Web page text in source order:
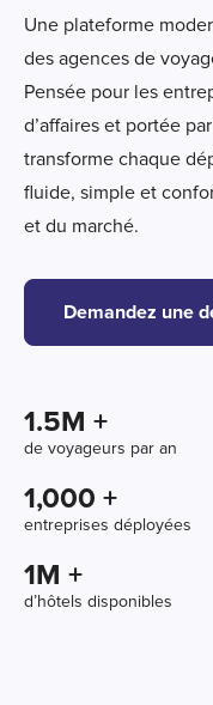
Une plateforme
des agences de
Pensée pour les
d’affaires et portée
transforme chaque
fluide, simple et
et du marché.
Demandez une
de voyageurs par an
1.5M +
entreprises déployées
1,000 +
d’hôtels disponibles
1M +